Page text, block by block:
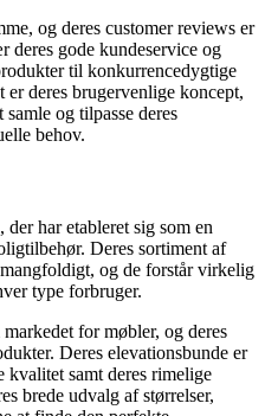
og deres customer reviews er
deres gode kundeservice og
til konkurrencedygtige
er deres brugervenlige koncept,
og tilpasse deres
behov.
har etableret sig som en
Deres sortiment af
og de forstår virkelig
type forbruger.
for møbler, og deres
Deres elevationsbunde er
kvalitet samt deres rimelige
brede udvalg af størrelser,